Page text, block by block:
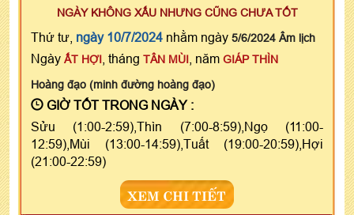
NGÀY KHÔNG XẤU NHƯNG CŨNG CHƯA TỐT
Thứ tư, ngày 10/7/2024 nhằm ngày 5/6/2024 Âm lịch
Ngày ẤT HỢI , tháng TÂN MÙI , năm GIÁP THÌN
Hoàng đạo (minh đường hoàng đạo)
GIỜ TỐT TRONG NGÀY :
Sửu (1:00-2:59),Thìn (7:00-8:59),Ngọ (11:00-
12:59),Mùi (13:00-14:59),Tuất (19:00-20:59),Hợi
(21:00-22:59)
XEM CHI TIẾT